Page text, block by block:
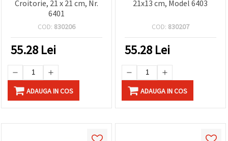
Croitorie, 21 x 21 cm, Nr.
6401
COD: 830206
55.28 Lei
ADAUGA IN COS
21x13 cm, Model 6403
COD: 830207
55.28 Lei
ADAUGA IN COS